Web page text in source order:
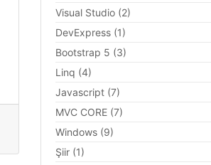
Visual Studio (2)
DevExpress (1)
Bootstrap 5 (3)
Linq (4)
Javascript (7)
MVC CORE (7)
Windows (9)
Şiir (1)